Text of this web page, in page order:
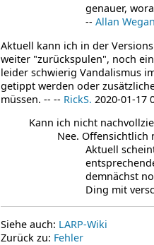
genauer,
-- Allan
Aktuell kann ich in der
weiter "zurückspulen", noch
leider schwierig Vandalismus
getippt werden oder
müssen. -- -- RickS. 2020-01-17
Kann ich nicht
Nee. Offensichtlich
Aktuell
demnächst
Ding mit
Siehe auch: LARP-Wiki
Zurück zu: Fehler